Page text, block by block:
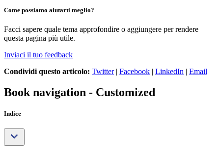
Come possiamo aiutarti meglio?
Facci sapere quale tema approfondire o aggiungere per rendere
questa pagina più utile.
Inviaci il tuo feedback
Condividi questo articolo: Twitter| Facebook | LinkedIn | Email
Book navigation - Customized
Indice